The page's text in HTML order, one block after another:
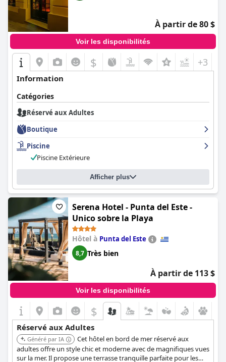
À partir de 80 $
Voir les disponibilités
$ +3
Information
Catégories
Réservé aux Adultes
Boutique
Piscine
Piscine Extérieure
Afficher plus
Serena Hotel - Punta del Este -
Unico sobre la Playa
Hôtel à Punta del Este
8,7 Très bien
À partir de 113 $
Voir les disponibilités
$
Réservé aux Adultes
Généré par IA
Cet hôtel en bord de mer réservé aux
adultes offre un style chic et moderne avec de magnifiques vues
sur la mer. Il propose une terrasse tranquille parfaite pour les